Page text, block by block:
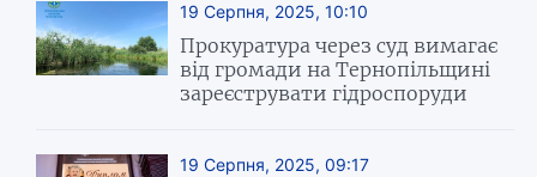
19 Серпня, 2025, 10:10
Прокуратура через суд вимагає
від громади на Тернопільщині
зареєструвати гідроспоруди
19 Серпня, 2025, 09:17